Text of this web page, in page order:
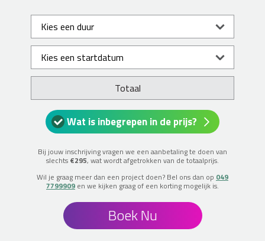
Totaal
Wat is inbegrepen in de prijs?
Bij jouw inschrijving vragen we een aanbetaling te doen van
slechts €295, wat wordt afgetrokken van de totaalprijs.
Wil je graag meer dan een project doen? Bel ons dan op 049
7799909 en we kijken graag of een korting mogelijk is.
Boek Nu